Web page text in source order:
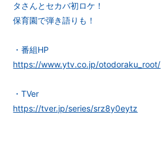
タさんとセカバ初ロケ！
保育園で弾き語りも！
・番組HP
https://www.ytv.co.jp/otodoraku_root/
・TVer
https://tver.jp/series/srz8y0eytz